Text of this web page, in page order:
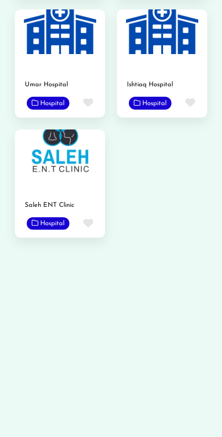
Umar Hospital
Hospital Favorite
Ishtiaq Hospital
Hospital
Saleh ENT Clinic
Hospital Favorite